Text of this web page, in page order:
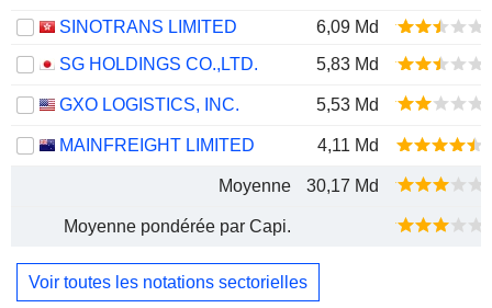
SINOTRANS LIMITED
6,09 Md
SG HOLDINGS CO.,LTD.
5,83 Md
GXO LOGISTICS, INC. 5,53 Md
MAINFREIGHT LIMITED 4,11 Md
Moyenne 30,17 Md
Moyenne pondérée par Capi.
Voir toutes les notations sectorielles